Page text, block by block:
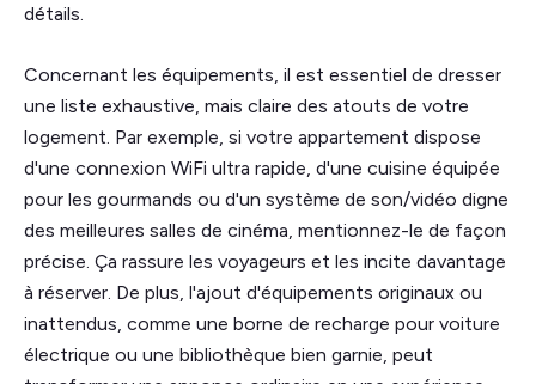
détails.
Concernant les équipements, il est essentiel de dresser
une liste exhaustive, mais claire des atouts de votre
logement. Par exemple, si votre appartement dispose
d'une connexion WiFi ultra rapide, d'une cuisine équipée
pour les gourmands ou d'un système de son/vidéo digne
des meilleures salles de cinéma, mentionnez-le de façon
précise. Ça rassure les voyageurs et les incite davantage
à réserver. De plus, l'ajout d'équipements originaux ou
inattendus, comme une borne de recharge pour voiture
électrique ou une bibliothèque bien garnie, peut